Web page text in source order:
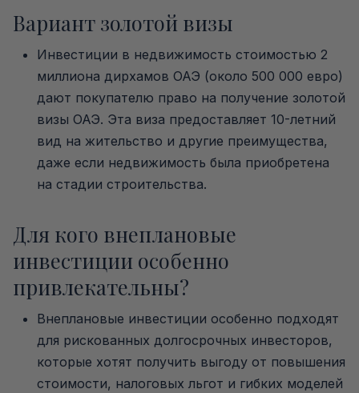
Вариант золотой визы
Инвестиции в недвижимость стоимостью 2
миллиона дирхамов ОАЭ (около 500 000 евро)
дают покупателю право на получение золотой
визы ОАЭ. Эта виза предоставляет 10-летний
вид на жительство и другие преимущества,
даже если недвижимость была приобретена
на стадии строительства.
Для кого внеплановые
инвестиции особенно
привлекательны?
Внеплановые инвестиции особенно подходят
для рискованных долгосрочных инвесторов,
которые хотят получить выгоду от повышения
стоимости, налоговых льгот и гибких моделей